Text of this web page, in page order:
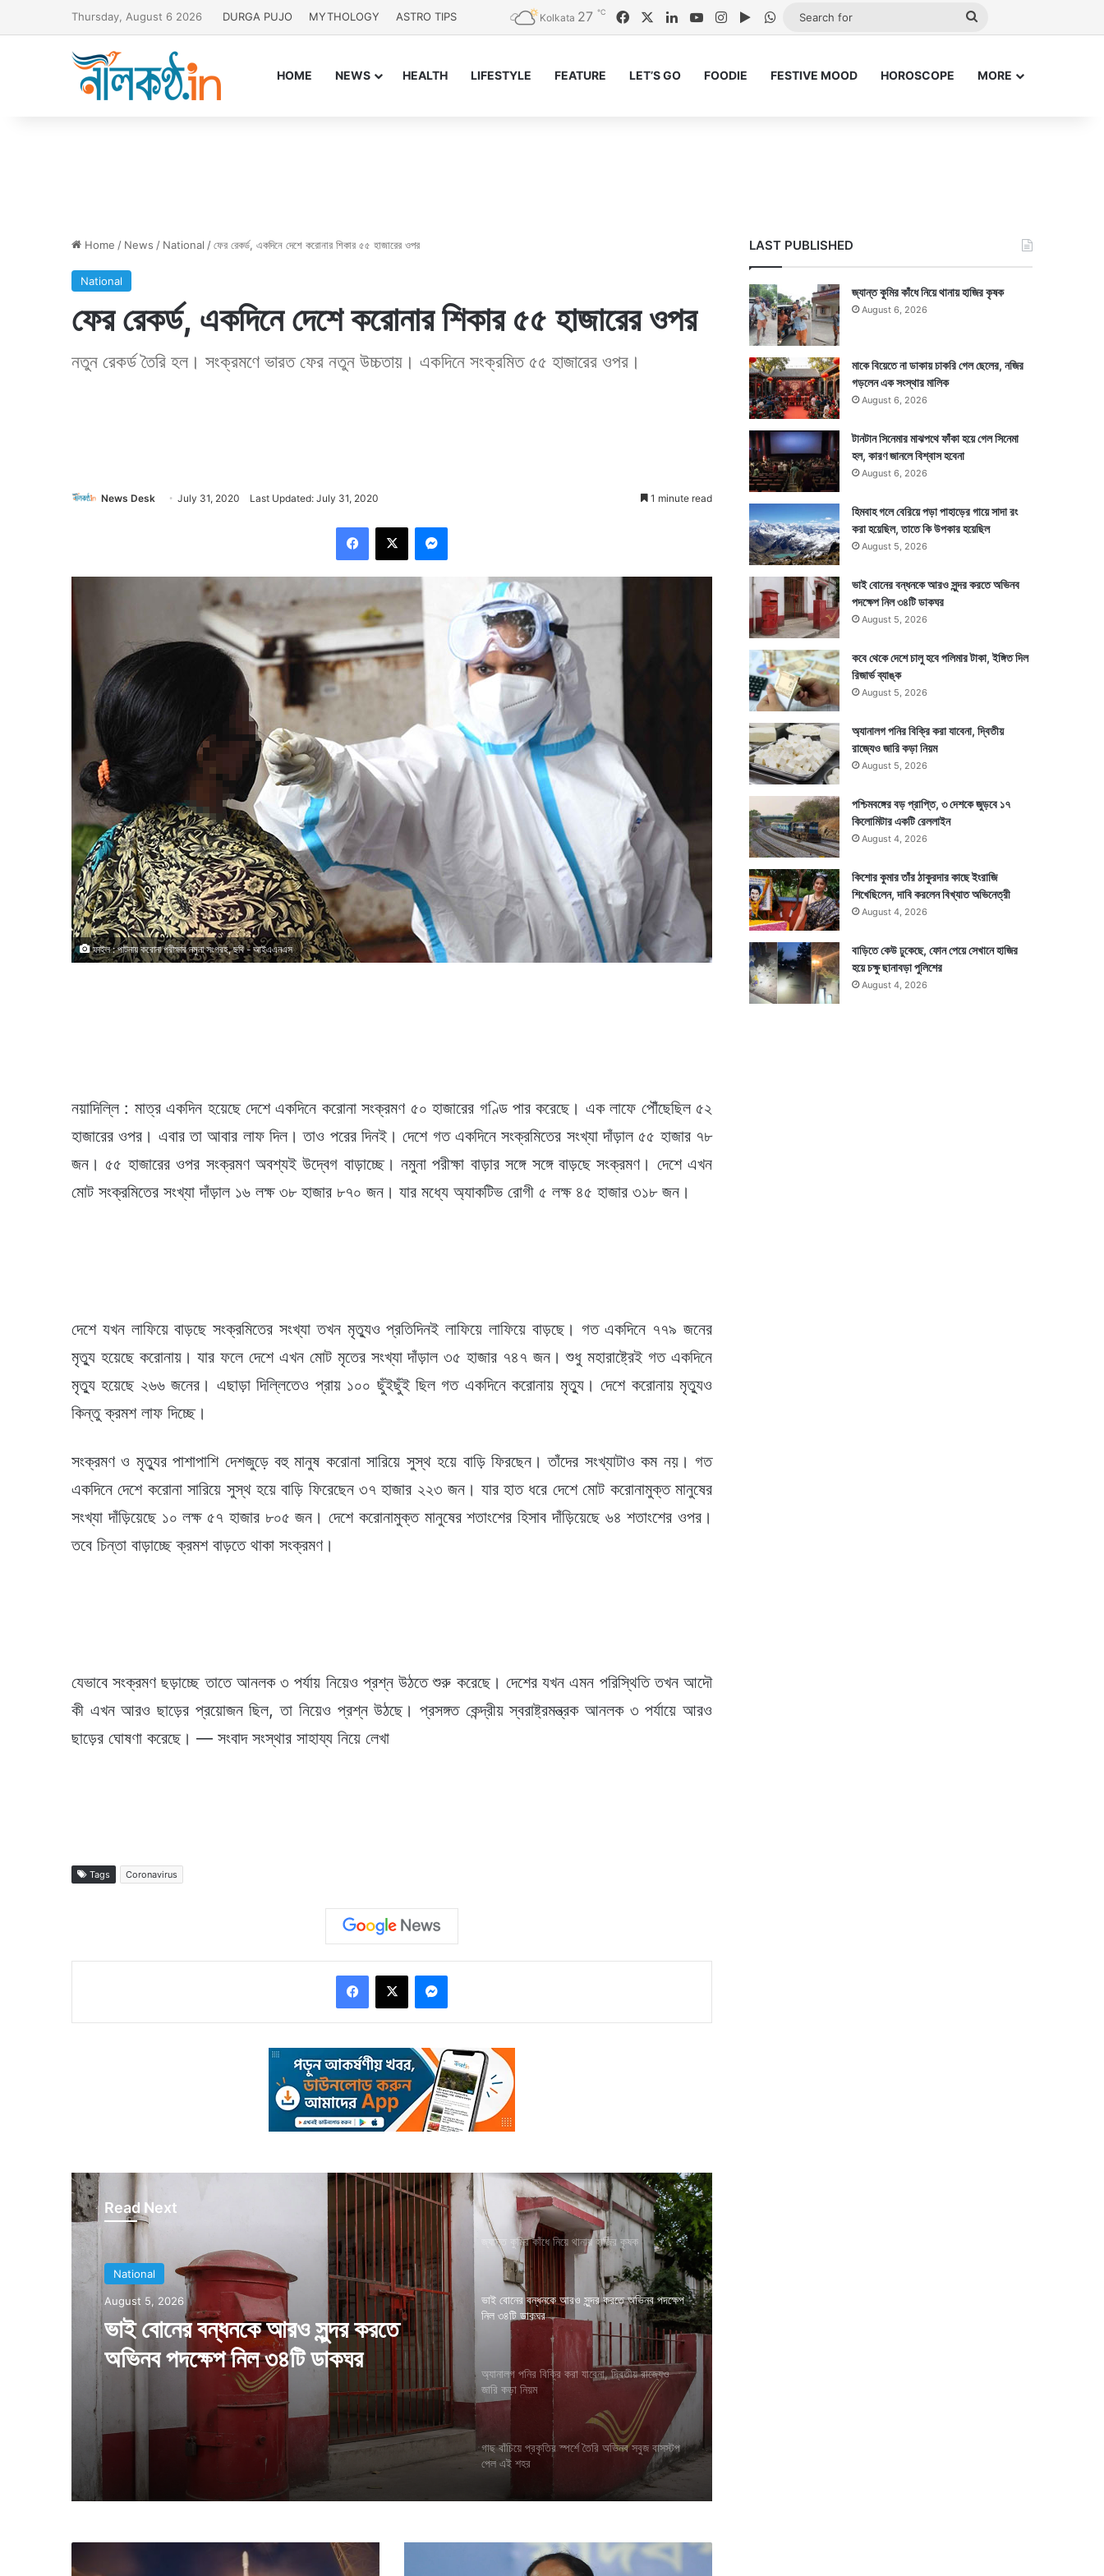
Thursday, August 6 2026 DURGA PUJO MYTHOLOGY ASTRO TIPS Kolkata 27 ℃ FacebookLinkedInYouTubeInstagramGoogle Play
WhatsApp
Search
HOME NEWS HEALTH LIFESTYLE FEATURE LET’S GO FOODIE FESTIVE MOOD HOROSCOPE MORE
Home / News / National /ফের রেকর্ড, একদিনে দেশে করোনার শিকার ৫৫ হাজারের ওপর
National
ফের রেকর্ড, একদিনে দেশে করোনার শিকার ৫৫ হাজারের ওপর
নতুন রেকর্ড তৈরি হল। সংক্রমণে ভারত ফের নতুন উচ্চতায়। একদিনে সংক্রমিত ৫৫ হাজারের ওপর।
News Desk July 31, 2020 Last Updated: July 31, 2020 1 minute read
ফাইল : পাটনায় করোনা পরীক্ষার নমুনা সংগ্রহ, ছবি - আইএএনএস
নয়াদিল্লি : মাত্র একদিন হয়েছে দেশে একদিনে করোনা সংক্রমণ ৫০ হাজারের গণ্ডি পার করেছে। এক লাফে পৌঁছেছিল ৫২
হাজারের ওপর। এবার তা আবার লাফ দিল। তাও পরের দিনই। দেশে গত একদিনে সংক্রমিতের সংখ্যা দাঁড়াল ৫৫ হাজার ৭৮
জন। ৫৫ হাজারের ওপর সংক্রমণ অবশ্যই উদ্বেগ বাড়াচ্ছে। নমুনা পরীক্ষা বাড়ার সঙ্গে সঙ্গে বাড়ছে সংক্রমণ। দেশে এখন
মোট সংক্রমিতের সংখ্যা দাঁড়াল ১৬ লক্ষ ৩৮ হাজার ৮৭০ জন। যার মধ্যে অ্যাকটিভ রোগী ৫ লক্ষ ৪৫ হাজার ৩১৮ জন।
দেশে যখন লাফিয়ে বাড়ছে সংক্রমিতের সংখ্যা তখন মৃত্যুও প্রতিদিনই লাফিয়ে লাফিয়ে বাড়ছে। গত একদিনে ৭৭৯ জনের
মৃত্যু হয়েছে করোনায়। যার ফলে দেশে এখন মোট মৃতের সংখ্যা দাঁড়াল ৩৫ হাজার ৭৪৭ জন। শুধু মহারাষ্ট্রেই গত একদিনে
মৃত্যু হয়েছে ২৬৬ জনের। এছাড়া দিল্লিতেও প্রায় ১০০ ছুঁইছুঁই ছিল গত একদিনে করোনায় মৃত্যু। দেশে করোনায় মৃত্যুও
কিন্তু ক্রমশ লাফ দিচ্ছে।
সংক্রমণ ও মৃত্যুর পাশাপাশি দেশজুড়ে বহু মানুষ করোনা সারিয়ে সুস্থ হয়ে বাড়ি ফিরছেন। তাঁদের সংখ্যাটাও কম নয়। গত
একদিনে দেশে করোনা সারিয়ে সুস্থ হয়ে বাড়ি ফিরেছেন ৩৭ হাজার ২২৩ জন। যার হাত ধরে দেশে মোট করোনামুক্ত মানুষের
সংখ্যা দাঁড়িয়েছে ১০ লক্ষ ৫৭ হাজার ৮০৫ জন। দেশে করোনামুক্ত মানুষের শতাংশের হিসাব দাঁড়িয়েছে ৬৪ শতাংশের ওপর।
তবে চিন্তা বাড়াচ্ছে ক্রমশ বাড়তে থাকা সংক্রমণ।
যেভাবে সংক্রমণ ছড়াচ্ছে তাতে আনলক ৩ পর্যায় নিয়েও প্রশ্ন উঠতে শুরু করেছে। দেশের যখন এমন পরিস্থিতি তখন আদৌ
কী এখন আরও ছাড়ের প্রয়োজন ছিল, তা নিয়েও প্রশ্ন উঠছে। প্রসঙ্গত কেন্দ্রীয় স্বরাষ্ট্রমন্ত্রক আনলক ৩ পর্যায়ে আরও
ছাড়ের ঘোষণা করেছে। — সংবাদ সংস্থার সাহায্য নিয়ে লেখা
Tags Coronavirus
Read Next
National
August 5, 2026
অ্যানালগ পনির বিক্রি করা যাবেনা, দ্বিতীয়
রাজ্যেও জারি কড়া নিয়ম
জ্যান্ত কুমির কাঁধে নিয়ে থানায় হাজির কৃষক
ভাই বোনের বন্ধনকে আরও সুন্দর করতে অভিনব পদক্ষেপ
নিল ৩৪টি ডাকঘর
অ্যানালগ পনির বিক্রি করা যাবেনা, দ্বিতীয় রাজ্যেও
জারি কড়া নিয়ম
গাছ বাঁচিয়ে প্রকৃতির স্পর্শে তৈরি অভিনব সবুজ বাসস্টপ
পেল এই শহর
ল
LAST PUBLISHED
জ্যান্ত কুমির কাঁধে নিয়ে থানায় হাজির কৃষক
August 6, 2026
মাকে বিয়েতে না ডাকায় চাকরি গেল ছেলের, নজির
গড়লেন এক সংস্থার মালিক
August 6, 2026
টানটান সিনেমার মাঝপথে ফাঁকা হয়ে গেল সিনেমা
হল, কারণ জানলে বিশ্বাস হবেনা
August 6, 2026
হিমবাহ গলে বেরিয়ে পড়া পাহাড়ের গায়ে সাদা রং
করা হয়েছিল, তাতে কি উপকার হয়েছিল
August 5, 2026
ভাই বোনের বন্ধনকে আরও সুন্দর করতে অভিনব
পদক্ষেপ নিল ৩৪টি ডাকঘর
August 5, 2026
কবে থেকে দেশে চালু হবে পলিমার টাকা, ইঙ্গিত দিল
রিজার্ভ ব্যাঙ্ক
August 5, 2026
অ্যানালগ পনির বিক্রি করা যাবেনা, দ্বিতীয়
রাজ্যেও জারি কড়া নিয়ম
August 5, 2026
পশ্চিমবঙ্গের বড় প্রাপ্তি, ৩ দেশকে জুড়বে ১৭
কিলোমিটার একটি রেললাইন
August 4, 2026
কিশোর কুমার তাঁর ঠাকুরদার কাছে ইংরাজি
শিখেছিলেন, দাবি করলেন বিখ্যাত অভিনেত্রী
August 4, 2026
বাড়িতে কেউ ঢুকেছে, ফোন পেয়ে সেখানে হাজির
হয়ে চক্ষু ছানাবড়া পুলিশের
August 4, 2026